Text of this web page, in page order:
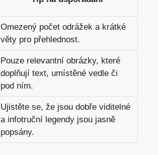
Omezený‍ počet odrážek a krátké ​
věty pro přehlednost.
Pouze⁣ relevantní obrázky,‌ které
doplňují text, umístěné vedle či
pod ním.
Ujistěte se, že jsou dobře viditelné
a infotruční legendy jsou jasně
popsány.